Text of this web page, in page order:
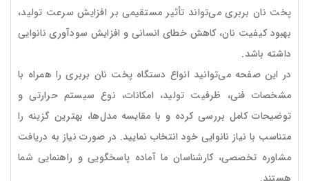
پخت نان بربری می‌تواند تأثیر مستقیمی بر افزایش سرعت تولید،
بهبود کیفیت نان، کاهش خطای انسانی و افزایش سودآوری نانوایی
داشته باشد.
در این صفحه می‌توانید انواع دستگاه پخت نان بربری را همراه با
مشخصات فنی، ظرفیت تولید، امکانات، نوع سیستم حرارتی و
توضیحات کامل بررسی کرده و با مقایسه مدل‌ها، بهترین گزینه را
متناسب با نیاز نانوایی خود انتخاب نمایید. در صورت نیاز به دریافت
مشاوره تخصصی، کارشناسان ما آماده پاسخگویی و راهنمایی شما